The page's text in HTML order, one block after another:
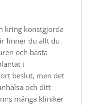
kring konstgjorda
finner du allt du
och bästa
i
beslut, men det
och ditt
många kliniker